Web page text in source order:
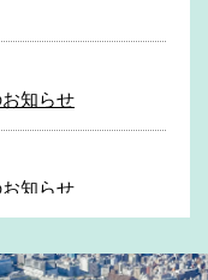
知らせ
知らせ